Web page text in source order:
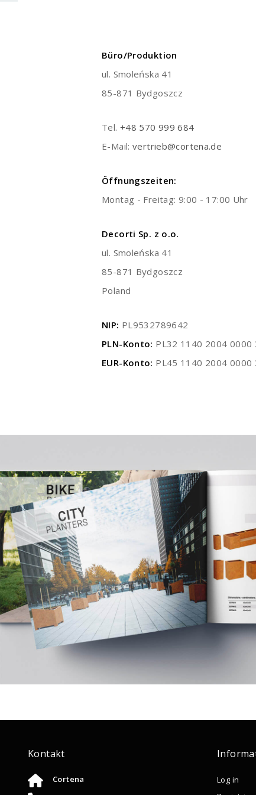
Büro/Produktion
ul. Smoleńska 41
85-871 Bydgoszcz
Tel. +48 570 999 684
E-Mail:vertrieb@cortena.de
Öffnungszeiten:
Montag - Freitag: 9:00 - 17:00 Uhr
Decorti Sp. z o.o.
ul. Smoleńska 41
85-871 Bydgoszcz
Poland
NIP: PL9532789642
PLN-Konto: PL32 1140 2004 0000
EUR-Konto: PL45 1140 2004 0000
Kontakt
Cortena
Log in